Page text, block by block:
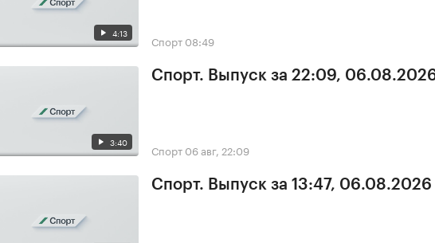
4:13 Спорт 08:49
3:40
Спорт. Выпуск за 22:09,
Спорт 06 авг, 22:09
Спорт. Выпуск за 13:47, 06.08.2026